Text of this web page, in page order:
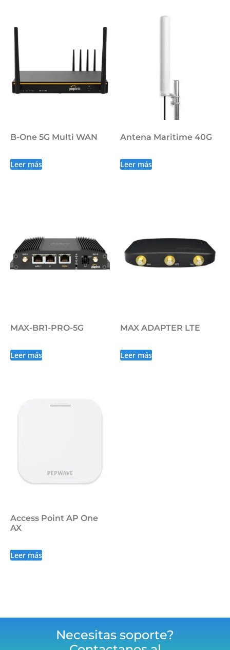
B-One 5G Multi WAN
Leer más
Antena Maritime 40G
Leer más
MAX-BR1-PRO-5G
Leer más
MAX ADAPTER LTE
Leer más
Access Point AP One
AX
Leer más
Necesitas soporte?